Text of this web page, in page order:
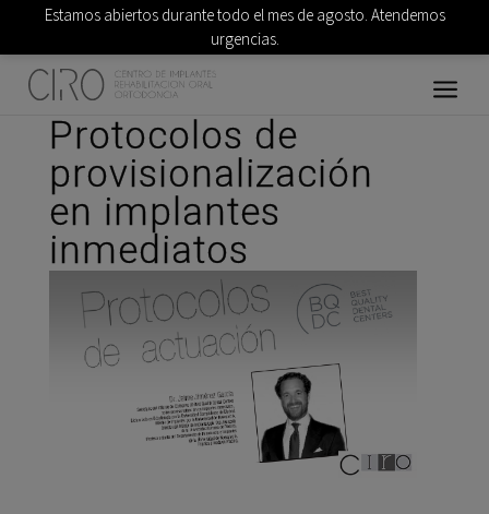
Protocolos de
provisionalización
en implantes
inmediatos
Estamos abiertos durante todo el mes de agosto. Atendemos
urgencias.